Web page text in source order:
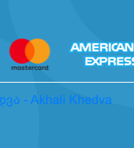
- Akhali Khedva